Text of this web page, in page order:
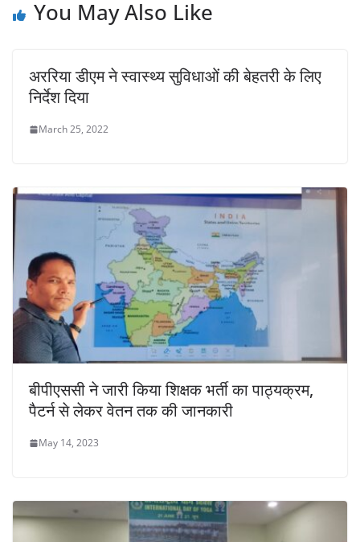
You May Also Like
अररिया डीएम ने स्वास्थ्य सुविधाओं की बेहतरी के लिए
निर्देश दिया
March 25, 2022
बीपीएससी ने जारी किया शिक्षक भर्ती का पाठ्यक्रम,
पैटर्न से लेकर वेतन तक की जानकारी
May 14, 2023